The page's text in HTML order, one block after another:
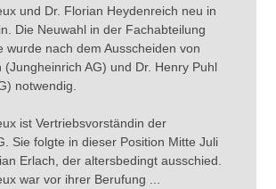
und Dr. Florian Heydenreich neu in
Die Neuwahl in der Fachabteilung
wurde nach dem Ausscheiden von
(Jungheinrich AG) und Dr. Henry Puhl
notwendig.
ist Vertriebsvorständin der
Sie folgte in dieser Position Mitte Juli
Erlach, der altersbedingt ausschied.
war vor ihrer Berufung ...